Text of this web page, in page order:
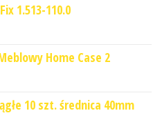
1.513-110.0
Home Case 2
10 szt. średnica 40mm